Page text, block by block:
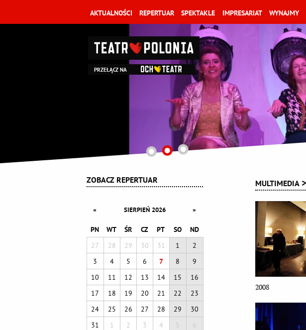
AKTUALNOŚCI REPERTUAR SPEKTAKLE IMPRESARIAT WYNAJMY
PRZEŁĄCZ NA
ZOBACZ REPERTUAR
« SIERPIEŃ 2026 »
PN WT ŚR CZ PT SO
ND
27
28 29 30 31 1
2
3
4 5 6 7 8
9
10
11 12 13 14 15
16
17
18 19 20 21 22
23
24
25 26 27 28 29
30
31
1 2 3 4 5 6
MULTIMEDIA
2008